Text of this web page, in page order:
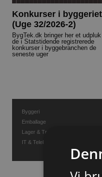
Konkurser i byggeriet
(Uge 32/2026-2)
BygTek.dk bringer her et
de i Statstidende registrerede
konkurser i byggebranchen de
seneste uger
Byggeri
Emballage
Lager & Transport
IT & Telekommunikation